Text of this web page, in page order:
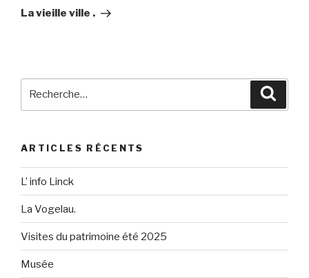
suivant
La vieille ville .
ARTICLES RÉCENTS
L’ info Linck
La Vogelau.
Visites du patrimoine été 2025
Musée